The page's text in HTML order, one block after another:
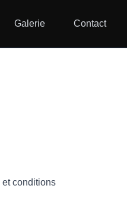
Galerie Contact
et conditions